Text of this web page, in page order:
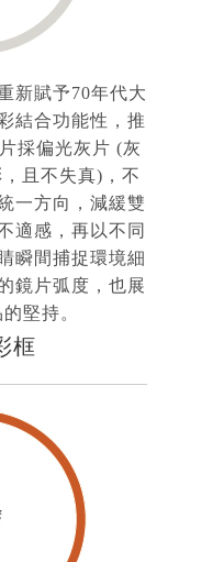
新賦予70年代大
結合功能性，推
採偏光灰片 (灰
且不失真)，不
一方向，減緩雙
適感，再以不同
瞬間捕捉環境細
鏡片弧度，也展
堅持。
框